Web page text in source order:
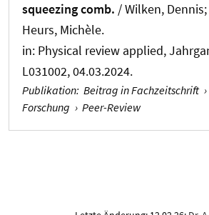
squeezing comb. / Wilken,
Heurs, Michèle.
in: Physical review applied,
L031002, 04.03.2024.
Publikation: Beitrag in Fachzeitschrift ›
Forschung › Peer-Review